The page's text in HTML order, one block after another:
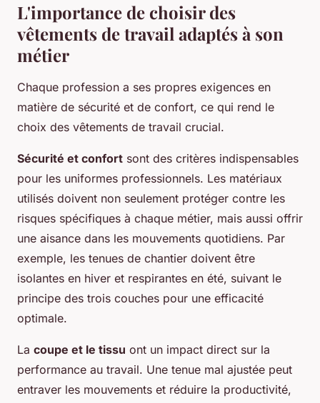
L'importance de choisir des
vêtements de travail adaptés à son
métier
Chaque profession a ses propres exigences en
matière de sécurité et de confort, ce qui rend le
choix des vêtements de travail crucial.
Sécurité et confort sont des critères indispensables
pour les uniformes professionnels. Les matériaux
utilisés doivent non seulement protéger contre les
risques spécifiques à chaque métier, mais aussi offrir
une aisance dans les mouvements quotidiens. Par
exemple, les tenues de chantier doivent être
isolantes en hiver et respirantes en été, suivant le
principe des trois couches pour une efficacité
optimale.
La coupe et le tissu ont un impact direct sur la
performance au travail. Une tenue mal ajustée peut
entraver les mouvements et réduire la productivité,